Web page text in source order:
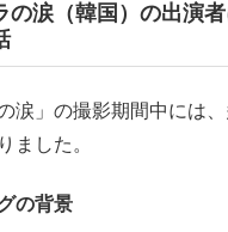
の涙（韓国）の出演
涙」の撮影期間中には
ました。
の背景